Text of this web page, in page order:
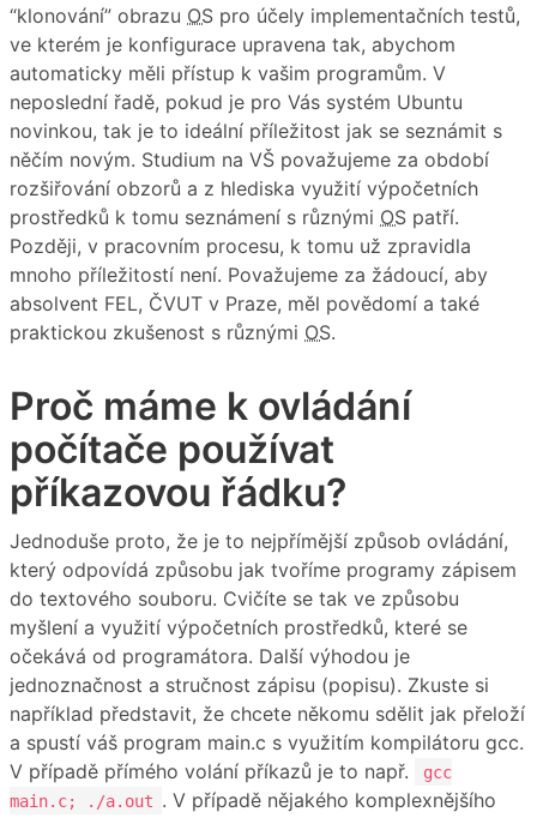
“klonování” obrazu OS pro účely implementačních testů,
ve kterém je konfigurace upravena tak, abychom
automaticky měli přístup k vašim programům. V
neposlední řadě, pokud je pro Vás systém Ubuntu
novinkou, tak je to ideální příležitost jak se seznámit s
něčím novým. Studium na VŠ považujeme za období
rozšiřování obzorů a z hlediska využití výpočetních
prostředků k tomu seznámení s různými OS patří.
Později, v pracovním procesu, k tomu už zpravidla
mnoho příležitostí není. Považujeme za žádoucí, aby
absolvent FEL, ČVUT v Praze, měl povědomí a také
praktickou zkušenost s různými OS.
Proč máme k ovládání
počítače používat
příkazovou řádku?
Jednoduše proto, že je to nejpřímější způsob ovládání,
který odpovídá způsobu jak tvoříme programy zápisem
do textového souboru. Cvičíte se tak ve způsobu
myšlení a využití výpočetních prostředků, které se
očekává od programátora. Další výhodou je
jednoznačnost a stručnost zápisu (popisu). Zkuste si
například představit, že chcete někomu sdělit jak přeloží
a spustí váš program main.c s využitím kompilátoru gcc.
V případě přímého volání příkazů je to např.
gcc
main.c; ./a.out . V případě nějakého komplexnějšího